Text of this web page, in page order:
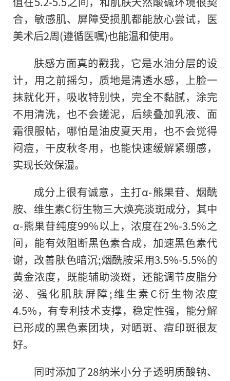
合，敏感肌、屏障受损肌都能放心尝试，医
美术后2周(遵循医嘱)也能温和使用。
肤感方面真的戳我，它是水油分层的设
计，用之前摇匀，质地是清透水感，上脸一
抹就化开，吸收特别快，完全不黏腻，涂完
不用清洗，也不会搓泥，后续叠加乳液、面
霜很服帖，哪怕是油皮夏天用，也不会觉得
闷痘，干皮秋冬用，也能快速缓解紧绷感，
实现长效保湿。
成分上很有诚意，主打α-熊果苷、烟酰
胺、维生素C衍生物三大焕亮淡斑成分，其中
α-熊果苷纯度99%以上，浓度在2%-3.5%之
间，能有效阻断黑色素合成，加速黑色素代
谢，改善肤色暗沉;烟酰胺采用3.5%-5.5%的
黄金浓度，既能辅助淡斑，还能调节皮脂分
泌、强化肌肤屏障;维生素C衍生物浓度
4.5%，有专利技术支撑，稳定性强，能分解
已形成的黑色素团块，对晒斑、痘印斑很友
好。
同时添加了28纳米小分子透明质酸钠、